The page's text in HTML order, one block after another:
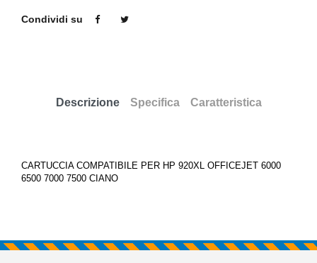
Condividi su
Descrizione Specifica Caratteristica
CARTUCCIA COMPATIBILE PER HP 920XL OFFICEJET 6000
6500 7000 7500 CIANO